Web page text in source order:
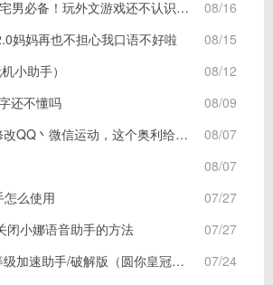
08/16
必备！玩外文游戏还不认识字？
08/15
妈妈再也不担心我口语不好啦
08/12
小助手）
08/09
还不懂吗
08/07
QQ丶微信运动，这个奥利给哦了
08/07
07/27
么使用
07/27
闭小娜语音助手的方法
07/24
速助手/破解版（圆你皇冠不是梦）